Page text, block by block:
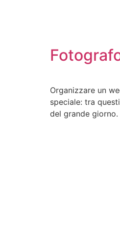
Organizzare un
speciale: tra
del grande